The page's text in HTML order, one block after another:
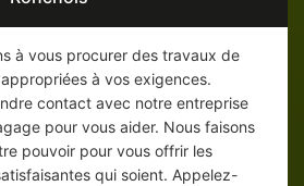
à vous procurer des travaux de
à vos exigences.
contact avec notre entreprise
pour vous aider. Nous faisons
pouvoir pour vous offrir les
qui soient. Appelez-